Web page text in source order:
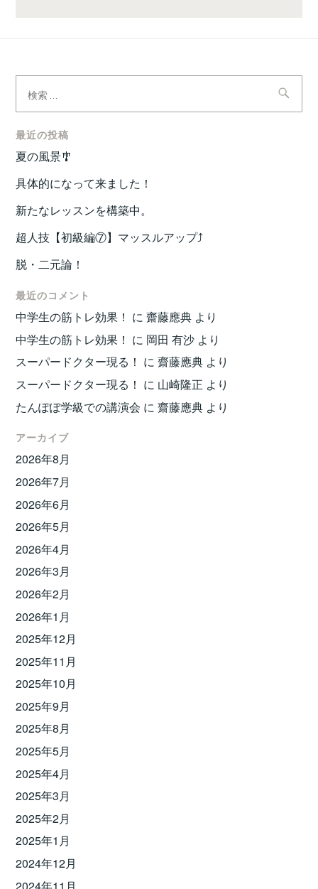
索:
最近の投稿
夏の風景🎐
具体的になって来ました！
新たなレッスンを構築中。
超人技【初級編⑦】マッスルアップ⤴️
脱・二元論！
最近のコメント
中学生の筋トレ効果！ に齋藤應典 より
中学生の筋トレ効果！ に 岡田 有沙 より
スーパードクター現る！ に齋藤應典 より
スーパードクター現る！ に 山崎隆正 より
たんぽぽ学級での講演会 に齋藤應典 より
アーカイブ
2026年8月
2026年7月
2026年6月
2026年5月
2026年4月
2026年3月
2026年2月
2026年1月
2025年12月
2025年11月
2025年10月
2025年9月
2025年8月
2025年5月
2025年4月
2025年3月
2025年2月
2025年1月
2024年12月
2024年11月